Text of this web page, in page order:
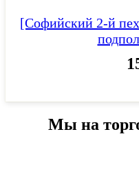
[Софийский 2-й
Мы на